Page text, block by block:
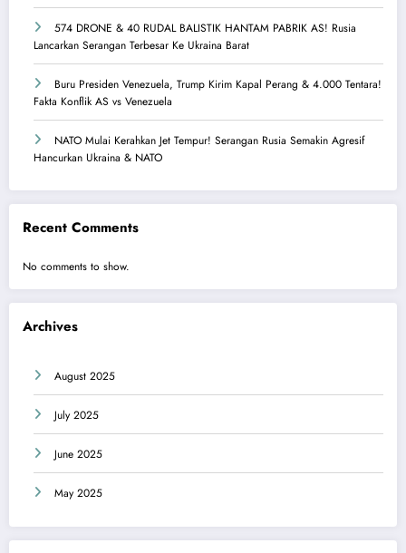
574 DRONE & 40 RUDAL BALISTIK HANTAM PABRIK AS! Rusia
Lancarkan Serangan Terbesar Ke Ukraina Barat
Buru Presiden Venezuela, Trump Kirim Kapal Perang & 4.000 Tentara!
Fakta Konflik AS vs Venezuela
NATO Mulai Kerahkan Jet Tempur! Serangan Rusia Semakin Agresif
Hancurkan Ukraina & NATO
Recent Comments
No comments to show.
Archives
August 2025
July 2025
June 2025
May 2025